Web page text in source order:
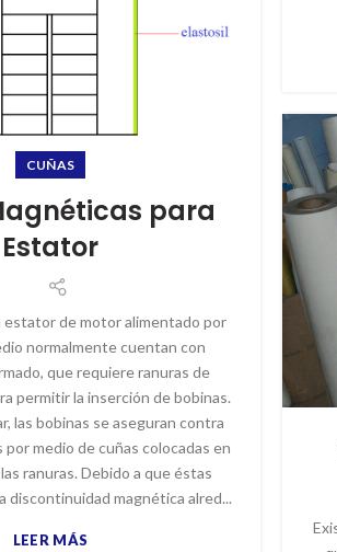
CUÑAS
para
Estator
estator de motor alimentado por
normalmente cuentan con
que requiere ranuras de
permitir la inserción de bobinas.
las bobinas se aseguran contra
por medio de cuñas colocadas en
ranuras. Debido a que éstas
discontinuidad magnética alred...
LEER MÁS